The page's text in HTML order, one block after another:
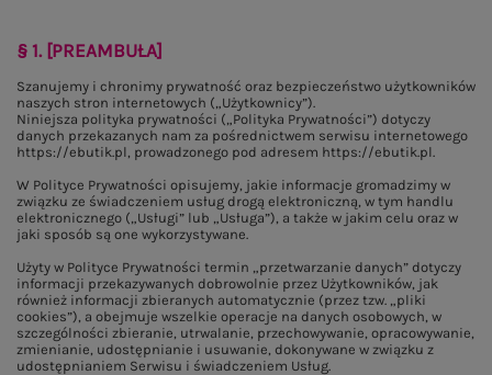
§ 1. [PREAMBUŁA]
Szanujemy i chronimy prywatność oraz bezpieczeństwo użytkowników
naszych stron internetowych („Użytkownicy”).
Niniejsza polityka prywatności („Polityka Prywatności”) dotyczy
danych przekazanych nam za pośrednictwem serwisu internetowego
https://ebutik.pl, prowadzonego pod adresem https://ebutik.pl.
W Polityce Prywatności opisujemy, jakie informacje gromadzimy w
związku ze świadczeniem usług drogą elektroniczną, w tym handlu
elektronicznego („Usługi” lub „Usługa”), a także w jakim celu oraz w
jaki sposób są one wykorzystywane.
Użyty w Polityce Prywatności termin „przetwarzanie danych” dotyczy
informacji przekazywanych dobrowolnie przez Użytkowników, jak
również informacji zbieranych automatycznie (przez tzw. „pliki
cookies”), a obejmuje wszelkie operacje na danych osobowych, w
szczególności zbieranie, utrwalanie, przechowywanie, opracowywanie,
zmienianie, udostępnianie i usuwanie, dokonywane w związku z
udostępnianiem Serwisu i świadczeniem Usług.